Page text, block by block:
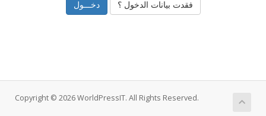
فقدت بيانات الدخول ؟
Copyright © 2026 WorldPressIT. All Rights Reserved.